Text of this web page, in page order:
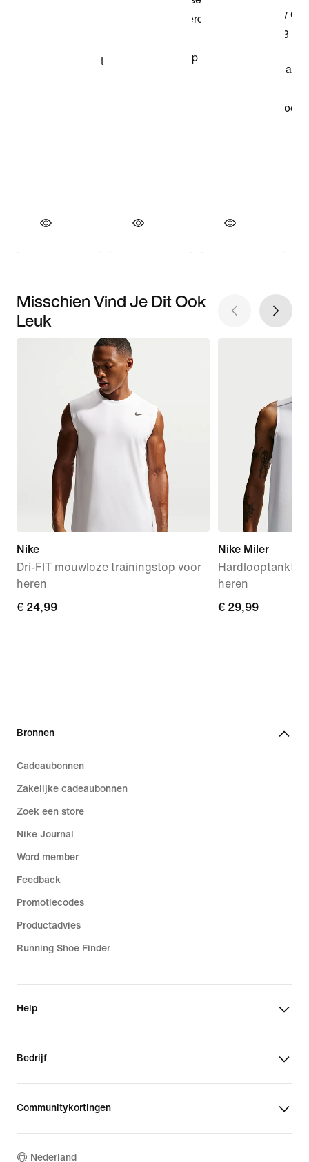
Misschien Vind Je Dit Ook
Leuk
Nike
Dri-FIT mouwloze trainingstop voor
heren
€ 24,99
€ 24,99
Nike Miler
heren
€ 29,99
€ 29,99
Bronnen
Cadeaubonnen
Zakelijke cadeaubonnen
Zoek een store
Nike Journal
Word member
Feedback
Promotiecodes
Productadvies
Running Shoe Finder
Help
Bedrijf
Communitykortingen
Nederland